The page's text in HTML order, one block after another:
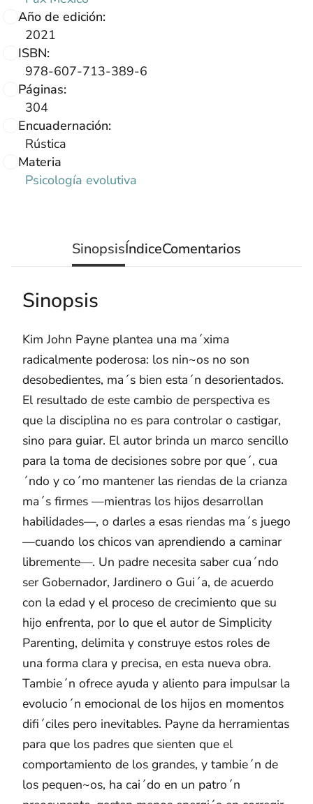
Año de edición:
2021
ISBN:
978-607-713-389-6
Páginas:
304
Encuadernación:
Rústica
Materia
Psicología evolutiva
SinopsisÍndiceComentarios
Sinopsis
Kim John Payne plantea una ma´xima
radicalmente poderosa: los nin~os no son
desobedientes, ma´s bien esta´n desorientados.
El resultado de este cambio de perspectiva es
que la disciplina no es para controlar o castigar,
sino para guiar. El autor brinda un marco sencillo
para la toma de decisiones sobre por que´, cua
´ndo y co´mo mantener las riendas de la crianza
ma´s firmes —mientras los hijos desarrollan
habilidades—, o darles a esas riendas ma´s juego
—cuando los chicos van aprendiendo a caminar
libremente—. Un padre necesita saber cua´ndo
ser Gobernador, Jardinero o Gui´a, de acuerdo
con la edad y el proceso de crecimiento que su
hijo enfrenta, por lo que el autor de Simplicity
Parenting, delimita y construye estos roles de
una forma clara y precisa, en esta nueva obra.
Tambie´n ofrece ayuda y aliento para impulsar la
evolucio´n emocional de los hijos en momentos
difi´ciles pero inevitables. Payne da herramientas
para que los padres que sienten que el
comportamiento de los grandes, y tambie´n de
los pequen~os, ha cai´do en un patro´n